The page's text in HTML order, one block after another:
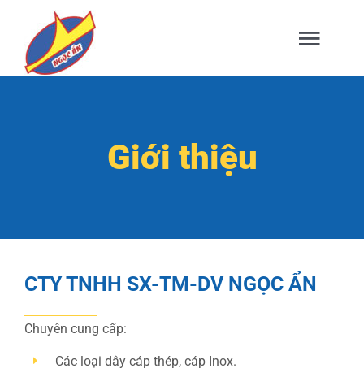
content
DỊCH VỤ
TIN TỨC
Giới thiệu
CTY TNHH SX-TM-DV NGỌC ẨN
Chuyên cung cấp:
Các loại dây cáp thép, cáp Inox.